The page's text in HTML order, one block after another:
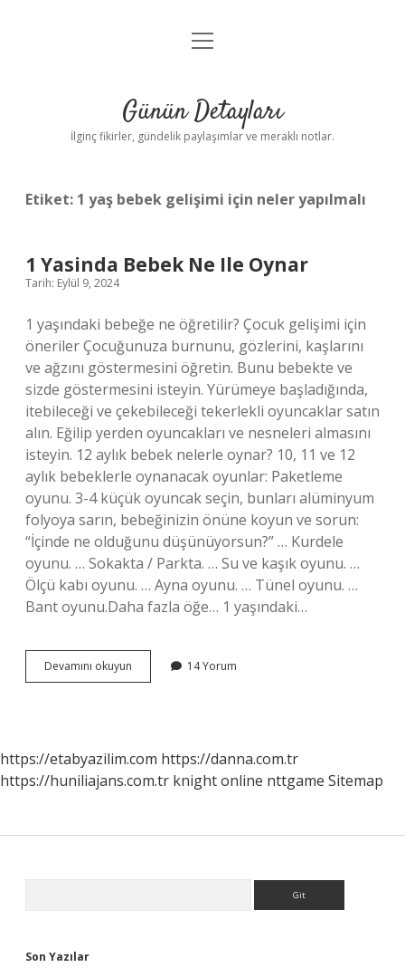
Gizlilik Politikası
Yasal Uyarı
menüyü
Günün Detayları
İlginç fikirler, gündelik paylaşımlar ve meraklı notlar.
Etiket: 1 yaş bebek gelişimi için neler yapılmalı
1 Yasinda Bebek Ne Ile Oynar
Tarih: Eylül 9, 2024
1 yaşındaki bebeğe ne öğretilir? Çocuk gelişimi için
öneriler Çocuğunuza burnunu, gözlerini, kaşlarını
ve ağzını göstermesini öğretin. Bunu bebekte ve
sizde göstermesini isteyin. Yürümeye başladığında,
itebileceği ve çekebileceği tekerlekli oyuncaklar satın
alın. Eğilip yerden oyuncakları ve nesneleri almasını
isteyin. 12 aylık bebek nelerle oynar? 10, 11 ve 12
aylık bebeklerle oynanacak oyunlar: Paketleme
oyunu. 3-4 küçük oyuncak seçin, bunları alüminyum
folyoya sarın, bebeğinizin önüne koyun ve sorun:
“İçinde ne olduğunu düşünüyorsun?” … Kurdele
oyunu. … Sokakta / Parkta. … Su ve kaşık oyunu. …
Ölçü kabı oyunu. … Ayna oyunu. … Tünel oyunu. …
Bant oyunu.Daha fazla öğe… 1 yaşındaki…
Devamını okuyun
Yasinda
14 Yorum
https://etabyazilim.com https://danna.com.tr
https://huniliajans.com.tr knight online nttgame Sitemap
Son Yazılar